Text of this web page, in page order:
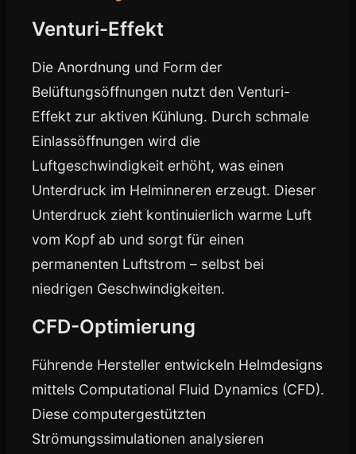
Venturi-Effekt
Die Anordnung und Form der
Belüftungsöffnungen nutzt den Venturi-
Effekt zur aktiven Kühlung. Durch schmale
Einlassöffnungen wird die
Luftgeschwindigkeit erhöht, was einen
Unterdruck im Helminneren erzeugt. Dieser
Unterdruck zieht kontinuierlich warme Luft
vom Kopf ab und sorgt für einen
permanenten Luftstrom – selbst bei
niedrigen Geschwindigkeiten.
CFD-Optimierung
Führende Hersteller entwickeln Helmdesigns
mittels Computational Fluid Dynamics (CFD).
Diese computergestützten
Strömungssimulationen analysieren